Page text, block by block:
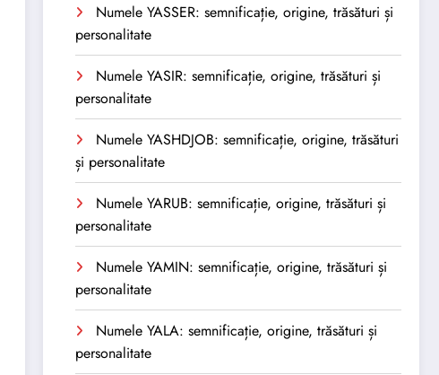
Numele YASSER: semnificație, origine, trăsături și
personalitate
Numele YASIR: semnificație, origine, trăsături și
personalitate
Numele YASHDJOB: semnificație, origine, trăsături
și personalitate
Numele YARUB: semnificație, origine, trăsături și
personalitate
Numele YAMIN: semnificație, origine, trăsături și
personalitate
Numele YALA: semnificație, origine, trăsături și
personalitate